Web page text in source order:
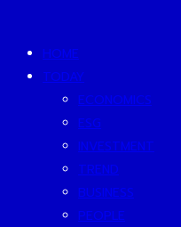
HOME
TODAY
ECONOMICS
ESG
INVESTMENT
TREND
BUSINESS
PEOPLE